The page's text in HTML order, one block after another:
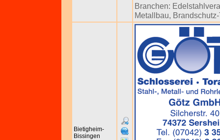
Branchen:
Metallbau,
Bietigheim-
Bissingen